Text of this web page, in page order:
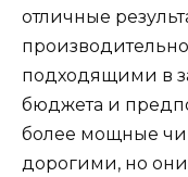
отличные
подходящими в
бюджета и
более мощные
дорогими, но